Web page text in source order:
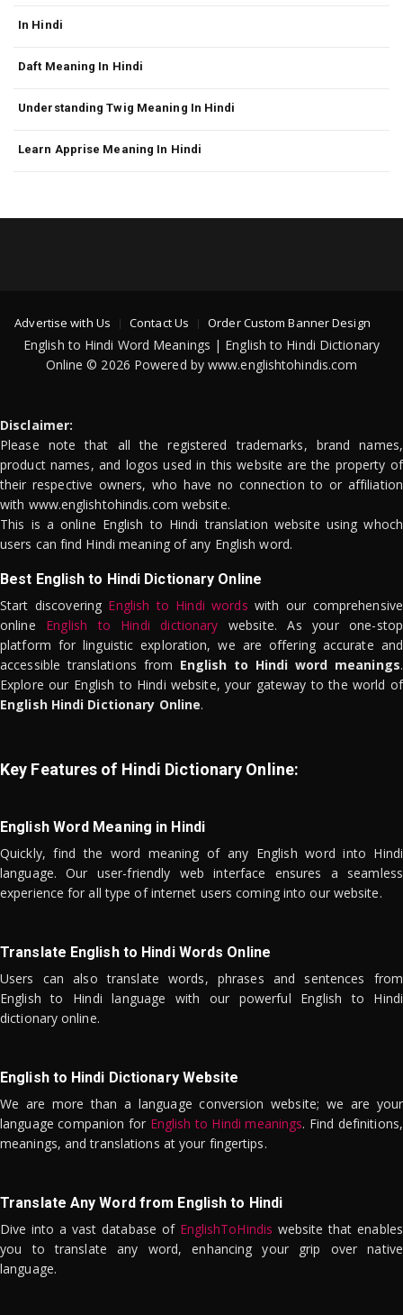
In Hindi
Daft Meaning In Hindi
Understanding Twig Meaning In Hindi
Learn Apprise Meaning In Hindi
Advertise with Us Contact Us Order Custom Banner Design
English to Hindi Word Meanings | English to Hindi Dictionary
Online © 2026 Powered by www.englishtohindis.com
Disclaimer:
Please note that all the registered trademarks, brand names,
product names, and logos used in this website are the property of
their respective owners, who have no connection to or affiliation
with www.englishtohindis.com website.
This is a online English to Hindi translation website using whoch
users can find Hindi meaning of any English word.
Best English to Hindi Dictionary Online
Start discovering English to Hindi words with our comprehensive
online English to Hindi dictionary website. As your one-stop
platform for linguistic exploration, we are offering accurate and
accessible translations from English to Hindi word meanings.
Explore our English to Hindi website, your gateway to the world of
English Hindi Dictionary Online.
Key Features of Hindi Dictionary Online:
English Word Meaning in Hindi
Quickly, find the word meaning of any English word into Hindi
language. Our user-friendly web interface ensures a seamless
experience for all type of internet users coming into our website.
Translate English to Hindi Words Online
Users can also translate words, phrases and sentences from
English to Hindi language with our powerful English to Hindi
dictionary online.
English to Hindi Dictionary Website
We are more than a language conversion website; we are your
language companion for English to Hindi meanings. Find definitions,
meanings, and translations at your fingertips.
Translate Any Word from English to Hindi
Dive into a vast database of EnglishToHindis website that enables
you to translate any word, enhancing your grip over native
language.